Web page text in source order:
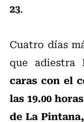
23.
Cuatro días
que adiestra
caras con el
las 19.00
de La